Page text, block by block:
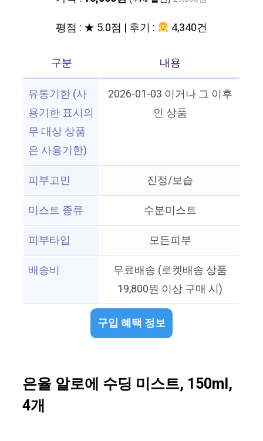
평점 : ★ 5.0점 | 후기 : 4,340건
구분
내용
유통기한 (사
용기한 표시의
무 대상 상품
은 사용기한)
2026-01-03 이거나 그 이후
인 상품
피부고민
진정/보습
미스트 종류
수분미스트
피부타입
모든피부
배송비
무료배송 (로켓배송 상품
19,800원 이상 구매 시)
구입 혜택 정보
은율 알로에 수딩 미스트, 150ml,
4개